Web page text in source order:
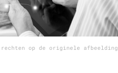
rechten op de originele afbeelding